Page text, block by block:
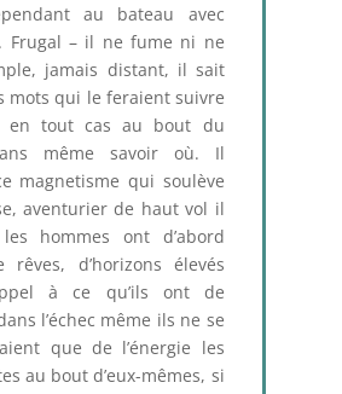
au bateau avec
Frugal – il ne fume ni ne
jamais distant, il sait
mots qui le feraient suivre
en tout cas au bout du
même savoir où. Il
magnetisme qui soulève
aventurier de haut vol il
hommes ont d’abord
rêves, d’horizons élevés
à ce qu’ils ont de
l’échec même ils ne se
que de l’énergie les
au bout d’eux-mêmes, si